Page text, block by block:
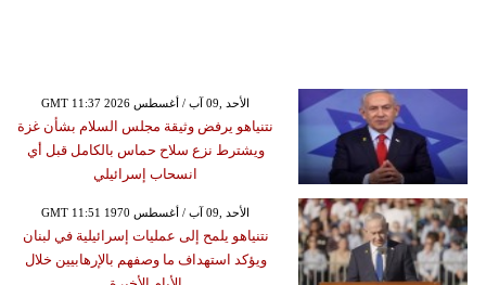
GMT 11:37 2026 الأحد ,09 آب / أغسطس
نتنياهو يرفض وثيقة مجلس السلام بشأن غزة
ويشترط نزع سلاح حماس بالكامل قبل أي
انسحاب إسرائيلي
GMT 11:51 1970 الأحد ,09 آب / أغسطس
نتنياهو يلمح إلى عمليات إسرائيلية في لبنان
ويؤكد استهداف ما وصفهم بالإرهابيين خلال